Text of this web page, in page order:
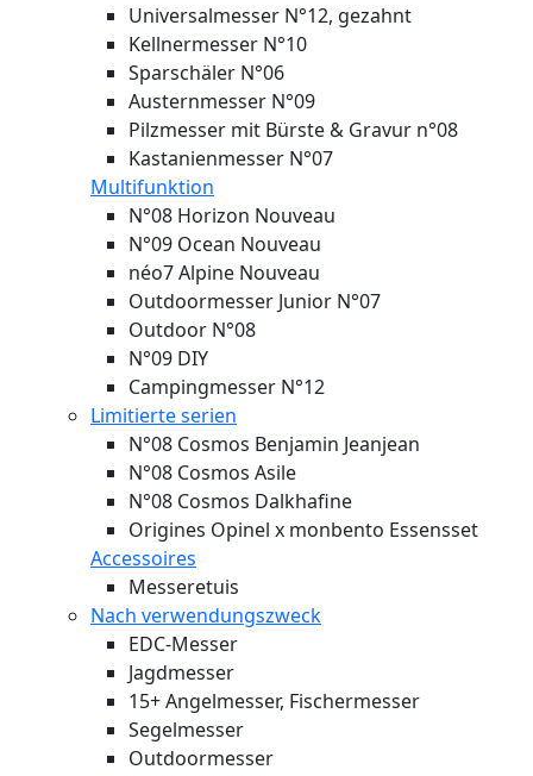
Universalmesser N°12, gezahnt
Kellnermesser N°10
Sparschäler N°06
Austernmesser N°09
Pilzmesser mit Bürste & Gravur n°08
Kastanienmesser N°07
Multifunktion
N°08 Horizon Nouveau
N°09 Ocean Nouveau
néo7 Alpine Nouveau
Outdoormesser Junior N°07
Outdoor N°08
N°09 DIY
Campingmesser N°12
Limitierte serien
N°08 Cosmos Benjamin Jeanjean
N°08 Cosmos Asile
N°08 Cosmos Dalkhafine
Origines Opinel x monbento Essensset
Accessoires
Messeretuis
Nach verwendungszweck
EDC-Messer
Jagdmesser
15+ Angelmesser, Fischermesser
Segelmesser
Outdoormesser